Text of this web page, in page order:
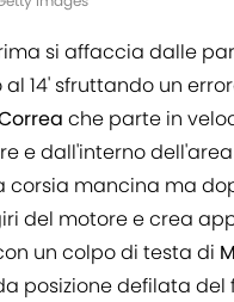
si affaccia dalle
14' sfruttando un
che parte in
e dall'interno
mancina ma
del motore e crea
un colpo di testa di
posizione defilata del